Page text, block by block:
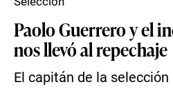
Paolo Guerrero y el
nos llevó al repechaje
El capitán de la selección